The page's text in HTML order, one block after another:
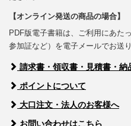
【オンライン発送の商品の場合】
PDF版電子書籍は、ご利用にあた
参加証など）を電子メールでお送り
請求書・領収書・見積書・納
ポイントについて
大口注文・法人のお客様へ
お問い合わせはこちら